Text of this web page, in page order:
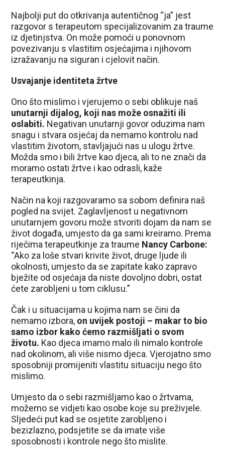
Najbolji put do otkrivanja autentičnog “ja” jest
razgovor s terapeutom specijalizovanim za traume
iz djetinjstva. On može pomoći u ponovnom
povezivanju s vlastitim osjećajima i njihovom
izražavanju na siguran i cjelovit način.
Usvajanje identiteta žrtve
Ono što mislimo i vjerujemo o sebi oblikuje naš
unutarnji dijalog, koji nas može osnažiti ili
oslabiti. Negativan unutarnji govor oduzima nam
snagu i stvara osjećaj da nemamo kontrolu nad
vlastitim životom, stavljajući nas u ulogu žrtve.
Možda smo i bili žrtve kao djeca, ali to ne znači da
moramo ostati žrtve i kao odrasli, kaže
terapeutkinja.
Način na koji razgovaramo sa sobom definira naš
pogled na svijet. Zaglavljenost u negativnom
unutarnjem govoru može stvoriti dojam da nam se
život događa, umjesto da ga sami kreiramo. Prema
riječima terapeutkinje za traume Nancy Carbone:
“Ako za loše stvari krivite život, druge ljude ili
okolnosti, umjesto da se zapitate kako zapravo
bježite od osjećaja da niste dovoljno dobri, ostat
ćete zarobljeni u tom ciklusu.”
Čak i u situacijama u kojima nam se čini da
nemamo izbora, on uvijek postoji – makar to bio
samo izbor kako ćemo razmišljati o svom
životu. Kao djeca imamo malo ili nimalo kontrole
nad okolinom, ali više nismo djeca. Vjerojatno smo
sposobniji promijeniti vlastitu situaciju nego što
mislimo.
Umjesto da o sebi razmišljamo kao o žrtvama,
možemo se vidjeti kao osobe koje su preživjele.
Sljedeći put kad se osjetite zarobljeno i
bezizlazno, podsjetite se da imate više
sposobnosti i kontrole nego što mislite.